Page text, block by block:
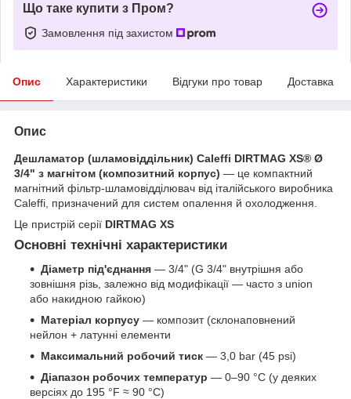
Що таке купити з Пром?
Замовлення під захистом
Опис Характеристики Відгуки про товар Доставка
Опис
Дешламатор (шламовіддільник) Caleffi DIRTMAG XS® Ø
3/4" з магнітом (композитний корпус) — це компактний
магнітний фільтр-шламовідділювач від італійського виробника
Caleffi, призначений для систем опалення й охолодження.
Це пристрій серії DIRTMAG XS
Основні технічні характеристики
Діаметр під'єднання — 3/4" (G 3/4" внутрішня або
зовнішня різь, залежно від модифікації — часто з union
або накидною гайкою)
Матеріал корпусу — композит (склонаповнений
нейлон + латунні елементи
Максимальний робочий тиск — 3,0 bar (45 psi)
Діапазон робочих температур — 0–90 °C (у деяких
версіях до 195 °F ≈ 90 °C)